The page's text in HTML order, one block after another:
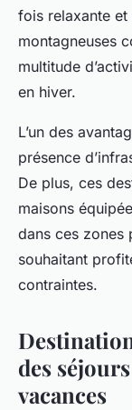
fois relaxante et
montagneuses
multitude
en hiver.
L’un des
présence
De plus, ces
maisons
dans ces zones
souhaitant
contraintes.
des
vacances